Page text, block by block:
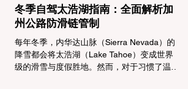
冬季自驾太浩湖指南：全面解析加
州公路防滑链管制
每年冬季，内华达山脉（Sierra Nevada）的
降雪都会将太浩湖（Lake Tahoe）变成世界
级的滑雪与度假胜地。然而，对于习惯了温暖